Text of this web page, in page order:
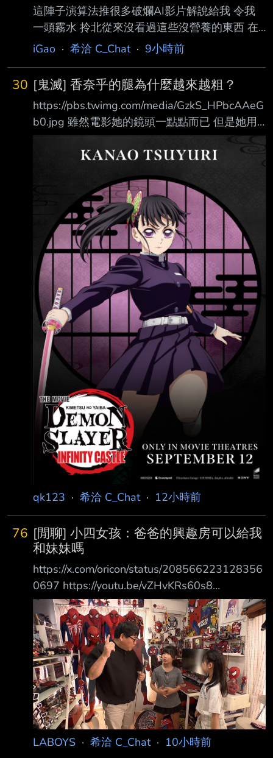
這陣子演算法推很多破爛AI影片解說給我 令我
一頭霧水 拎北從來沒看過這些沒營養的東西 在
想是不是跟家裡人用同樣的網路而他們專門看這
致壓迫！遍地克蘇魯異獸！99%人類被啃食殆
盡！】 【人類探勘石油驚醒克蘇魯巨獸！想跑
已來不及！】 這樣的糞標題 然後封面是一隻四
不像長得有點噁的生物 克蘇魯神話裡面有許多
那些強大的生物表現出來對旁物的冷酷與漠視
以及人類在這些生物底下感受到的絕望與無力才
是這個神話體系的醍醐味 總之我語言能力
iGao · 希洽 C_Chat· 9小時前
30 [鬼滅] 香奈乎的腿為什麼越來越粗？
https://pbs.twimg.com/media/GzkS_HPbcAAeG
b0.jpg 雖然電影她的鏡頭一點點而已 但是她用
花枝呼吸的時候 我就覺得她的腿好像有點壯 我
以前只注意她的側馬尾 這次看電影週邊的圖 香
qk123 · 希洽 C_Chat· 12小時前
76 [閒聊] 小四女孩：爸爸的興趣房可以給我
和妹妹嗎
https://x.com/oricon/status/208566223128356
0697 https://youtu.be/vZHvKRs60s8
https://pbs.twimg.com/media/HPGTASWbcAA
2Kat.jpg https://i.meee.com.tw/kr1dUx6.png 日
綜 小四女孩的委託 她和妹妹都住同一個房間，
漸漸長大後想要一人一間房間 家裡的二樓，爸
爸一個人佔了兩間 一間擺滿自己的收藏，各種
蜘蛛人收藏品和其他玩具，還有電腦 一間是放
運動器材的 但是爸爸
LABOYS · 希洽 C_Chat· 10小時前